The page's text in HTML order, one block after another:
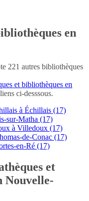
en
221 autres bibliothèques
et bibliothèques en
ci-desssous.
à Échillais (17)
sur-Matha (17)
à Villedoux (17)
de-Conac (17)
en-Ré (17)
et
Nouvelle-